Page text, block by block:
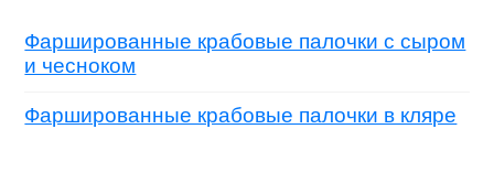
Фаршированные крабовые палочки с сыром
и чесноком
Фаршированные крабовые палочки в кляре